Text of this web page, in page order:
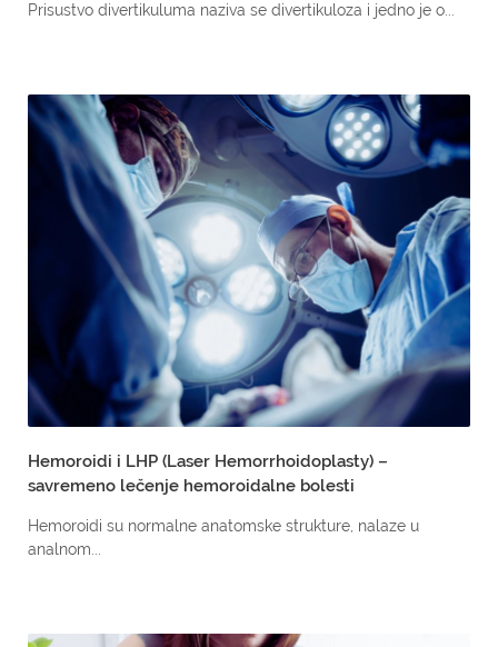
Prisustvo divertikuluma naziva se divertikuloza i jedno je o...
Hemoroidi i LHP (Laser Hemorrhoidoplasty) –
savremeno lečenje hemoroidalne bolesti
Hemoroidi su normalne anatomske strukture, nalaze u
analnom...